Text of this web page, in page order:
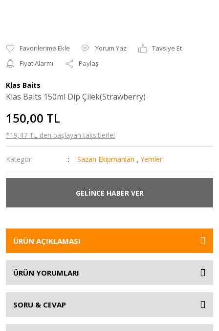
Yorum Yaz
Tavsiye Et
Fiyat Alarmı
Paylaş
Klas Baits
Klas Baits 150ml Dip Çilek(Strawberry)
150,00 TL
*19,47 TL den başlayan taksitlerle!
Kategori Sazan Ekipmanları ,Yemler
GELİNCE HABER VER
ÜRÜN AÇIKLAMASI
ÜRÜN YORUMLARI
SORU & CEVAP